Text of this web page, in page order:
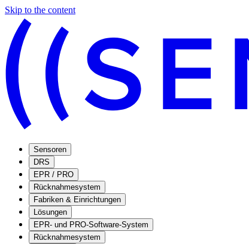
Skip to the content
Sensoren
DRS
EPR / PRO
Rücknahmesystem
Fabriken & Einrichtungen
Lösungen
EPR- und PRO-Software-System
Rücknahmesystem